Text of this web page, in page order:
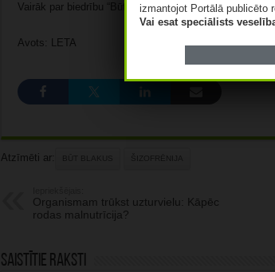
Vairāk par biedrību “Būt blakus” uzzināsit mājaslapā
Avots: LETA
Atzīmēti ar: BŪT BLAKUS ŠIZOFRĒNIJA
Organismam trūkst uzturvielu: Kāpēc
rodas malnutrīcija?
Saistītie raksti
izmantojot Portālā publicēto
Vai esat speciālists